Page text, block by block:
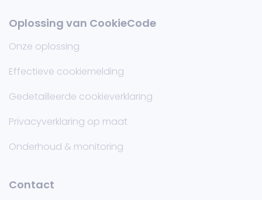
Oplossing van CookieCode
Onze oplossing
Effectieve cookiemelding
Gedetailleerde cookieverklaring
Privacyverklaring op maat
Onderhoud & monitoring
Contact